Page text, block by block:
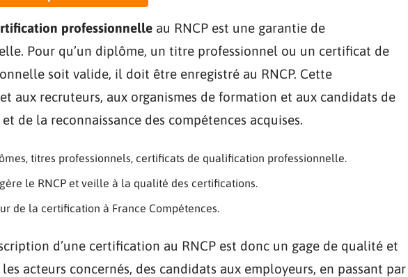
professionnelle au RNCP est une garantie de
Pour qu’un diplôme, un titre professionnel ou un certificat de
soit valide, il doit être enregistré au RNCP. Cette
aux recruteurs, aux organismes de formation et aux candidats de
de la reconnaissance des compétences acquises.
titres professionnels, certificats de qualification professionnelle.
le RNCP et veille à la qualité des certifications.
de la certification à France Compétences.
d’une certification au RNCP est donc un gage de qualité et
acteurs concernés, des candidats aux employeurs, en passant par